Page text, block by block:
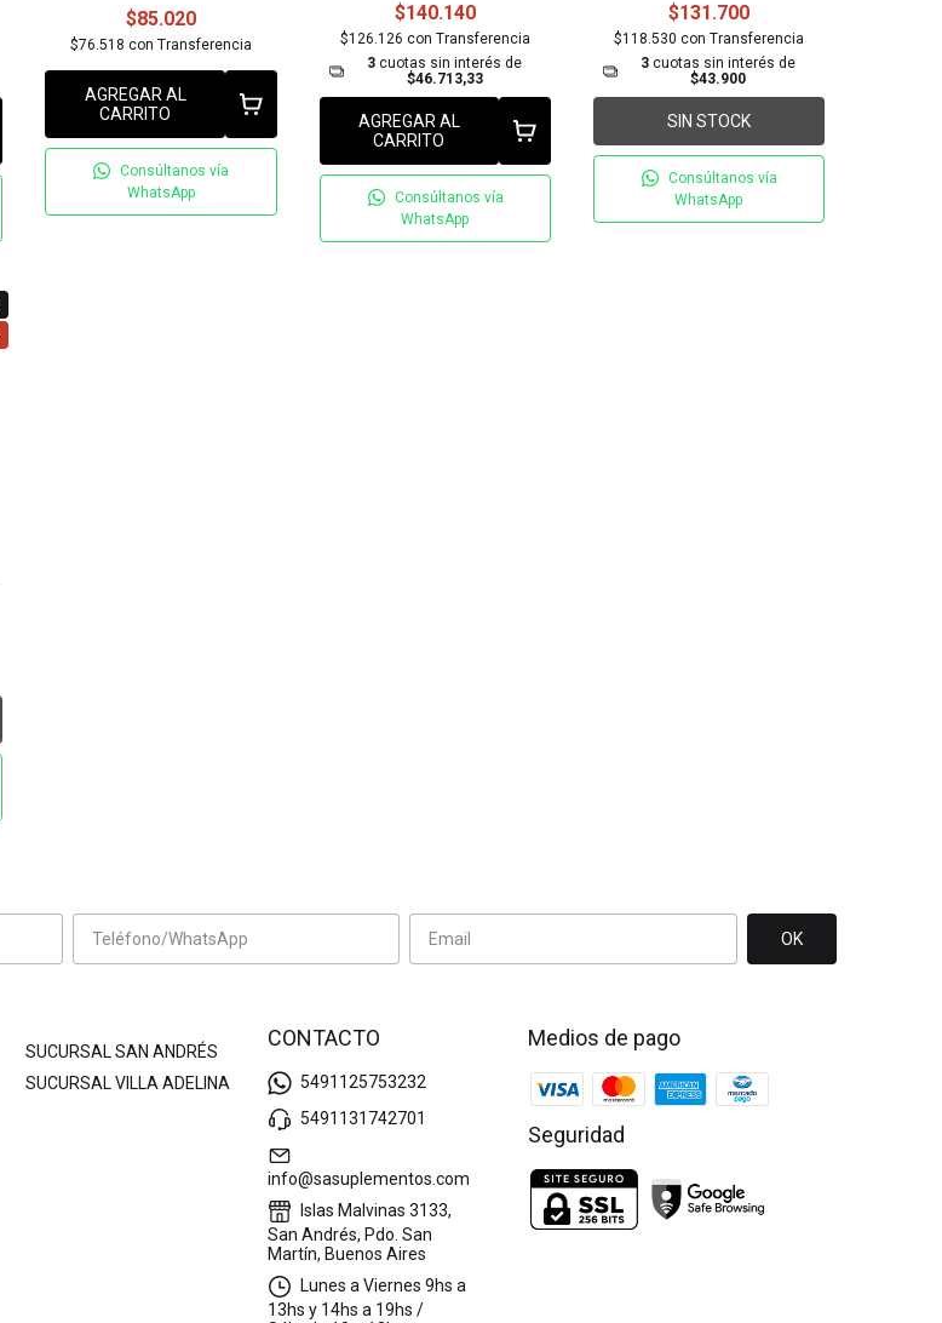
$85.020
$76.518 con Transferencia
AGREGAR AL
CARRITO
Consúltanos vía
WhatsApp
$140.140
$126.126 con Transferencia
3 cuotas sin interés de
$46.713,33
AGREGAR AL
CARRITO
Consúltanos vía
WhatsApp
$131.700
$118.530 con Transferencia
3 cuotas sin interés de
$43.900
SIN STOCK
Consúltanos vía
WhatsApp
SUCURSAL SAN ANDRÉS
SUCURSAL VILLA ADELINA
CONTACTO
5491125753232
5491131742701
info@sasuplementos.com
Islas Malvinas 3133,
San Andrés, Pdo. San
Martín, Buenos Aires
Lunes a Viernes 9hs a
13hs y 14hs a 19hs /
Medios de pago
Seguridad